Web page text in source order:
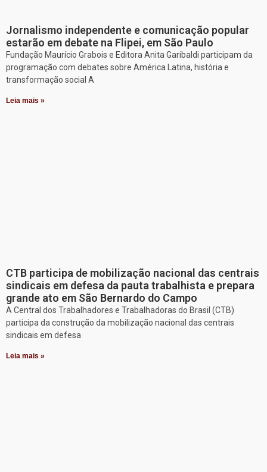
Jornalismo independente e comunicação popular
estarão em debate na Flipei, em São Paulo
Fundação Maurício Grabois e Editora Anita Garibaldi participam da
programação com debates sobre América Latina, história e
transformação social A
Leia mais »
CTB participa de mobilização nacional das centrais
sindicais em defesa da pauta trabalhista e prepara
grande ato em São Bernardo do Campo
A Central dos Trabalhadores e Trabalhadoras do Brasil (CTB)
participa da construção da mobilização nacional das centrais
sindicais em defesa
Leia mais »